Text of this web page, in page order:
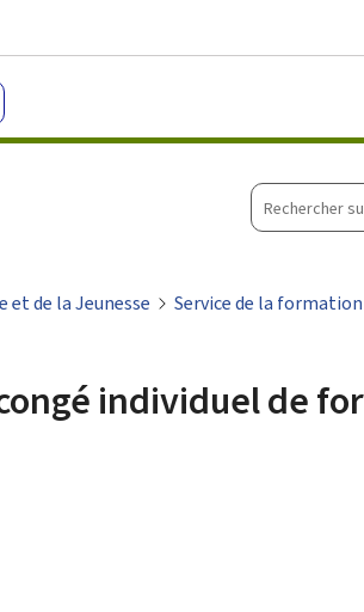
Rechercher
sur
site
et de la Jeunesse Service de la
individuel de